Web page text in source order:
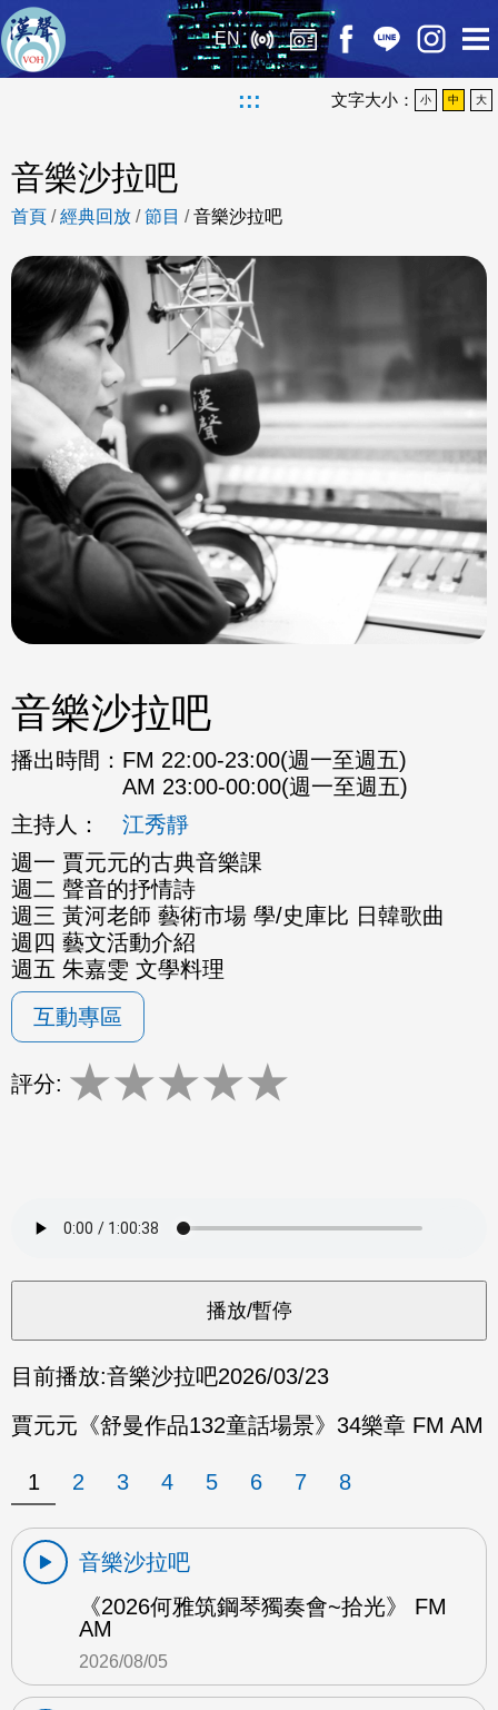
EN
::: 文字大小： 小 中 大
音樂沙拉吧
首頁 /經典回放 /節目 /音樂沙拉吧
音樂沙拉吧
播出時間： FM 22:00-23:00(週一至週五)
AM 23:00-00:00(週一至週五)
主持人：
江秀靜
週一 賈元元的古典音樂課
週二 聲音的抒情詩
週三 黃河老師 藝術市場 學/史庫比 日韓歌曲
週四 藝文活動介紹
週五 朱嘉雯 文學料理
互動專區
評分: ★★★★★
目前播放:音樂沙拉吧2026/03/23
賈元元《舒曼作品132童話場景》34樂章 FM AM
1 2 3 4 5 6 7 8
音樂沙拉吧
《2026何雅筑鋼琴獨奏會~拾光》 FM
AM
2026/08/05